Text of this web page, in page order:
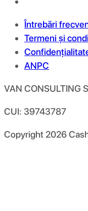
Întrebări
Termeni și
ANPC
VAN CONSULTING
CUI: 39743787
Copyright 2026